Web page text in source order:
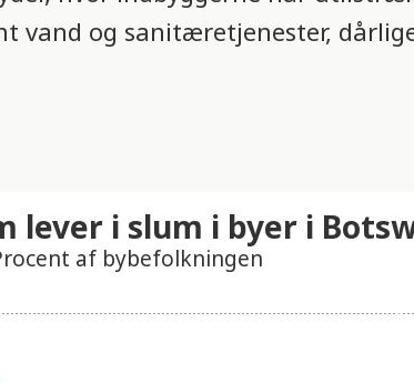
vand og sanitæretjenester,
lever i slum i byer i
af bybefolkningen